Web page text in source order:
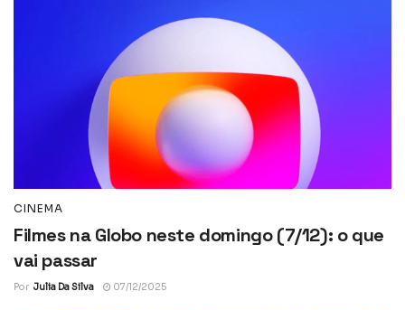
CINEMA
Filmes na Globo neste domingo (7/12): o que
vai passar
Por Julia Da Silva 07/12/2025